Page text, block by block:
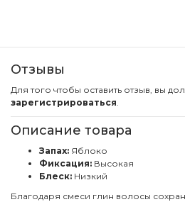
Отзывы
Для того чтобы оставить отзыв, вы
зарегистрироваться.
Описание товара
Запах: Яблоко
Фиксация: Высокая
Блеск: Низкий
Благодаря смеси глин волосы